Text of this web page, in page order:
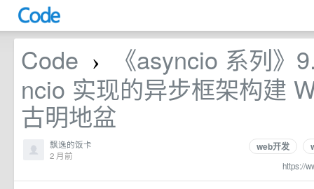
Code ›
《asyncio 系列》
ncio 实现的异步框架构建
古明地盆
web开发
https://
飘逸的饭卡
2 月前